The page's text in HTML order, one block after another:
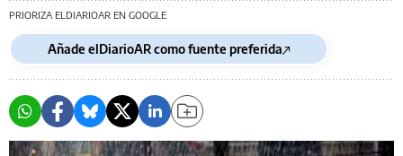
PRIORIZA ELDIARIOAR EN GOOGLE
Añade elDiarioAR como fuente preferida